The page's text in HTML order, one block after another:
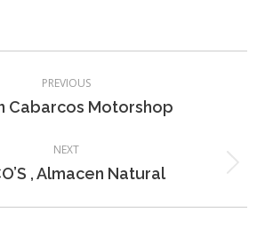
PREVIOUS
Previous
Cabarcos Motorshop
NEXT
Next
, Almacen Natural